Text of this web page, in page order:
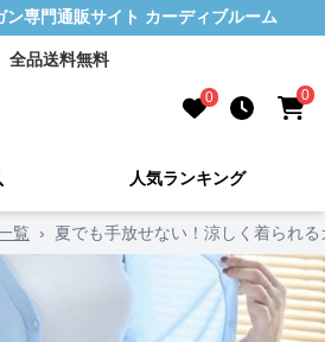
ン専門通販サイト カーディブルーム
全品送料無料
0 0
人気ランキング
覧 › 夏でも手放せない！涼しく着られ